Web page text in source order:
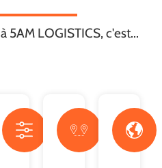
à 5AM LOGISTICS, c'est...